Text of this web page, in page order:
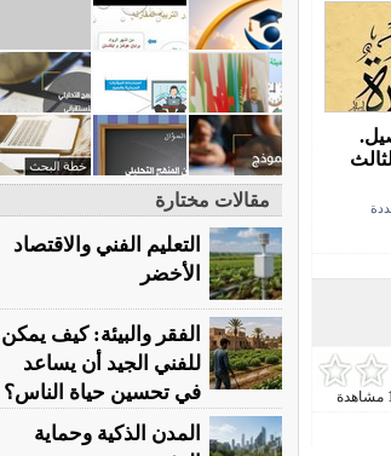
مقالات مختارة
التعليم الفني والاقتصاد
الأخضر
الفقر والبيئة: كيف يمكن
للفني الجيد أن يساعد
في تحسين حياة الناس؟
المدن الذكية وحماية